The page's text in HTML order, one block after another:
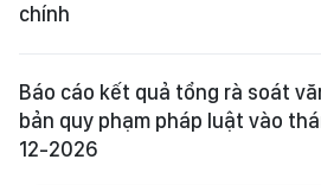
chính
Báo cáo kết quả tổng rà soát
bản quy phạm pháp luật vào
12-2026